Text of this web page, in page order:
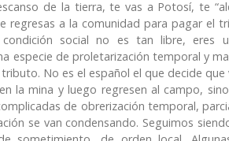
de la tierra, te vas a Potosí, te
regresas a la comunidad para pagar el
social no es tan libre, eres
especie de proletarización temporal y
No es el español el que decide
la mina y luego regresen al campo,
de obrerización temporal,
se van condensando. Seguimos